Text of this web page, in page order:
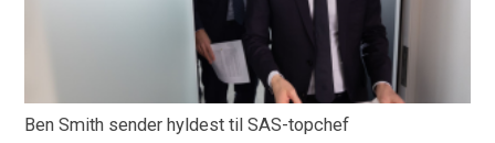
Ben Smith sender hyldest til SAS-topchef